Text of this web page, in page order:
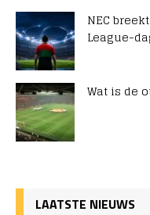
NEC
League-
Wat is de
LAATSTE NIEUWS